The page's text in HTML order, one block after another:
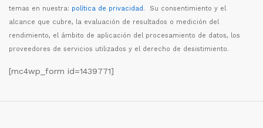
temas en nuestra: política de privacidad. Su consentimiento y el
alcance que cubre, la evaluación de resultados o medición del
rendimiento, el ámbito de aplicación del procesamiento de datos, los
proveedores de servicios utilizados y el derecho de desistimiento.
[mc4wp_form id=1439771]